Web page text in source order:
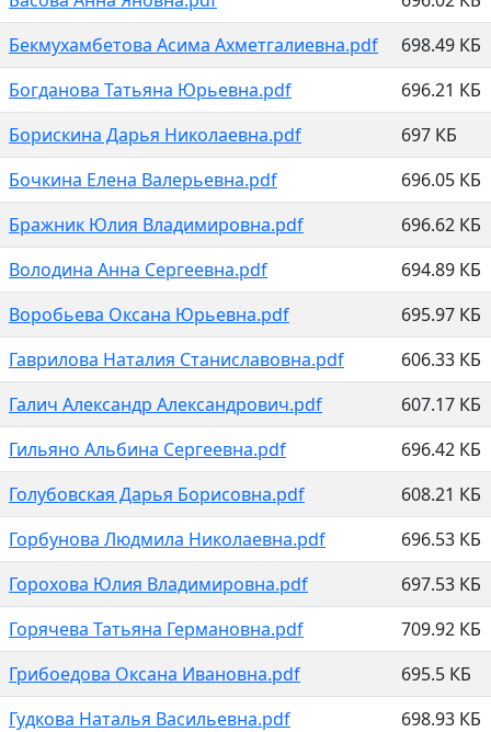
Бекмухамбетова Асима Ахметгалиевна.pdf
698.49 КБ
Богданова Татьяна Юрьевна.pdf
696.21 КБ
Борискина Дарья Николаевна.pdf
697 КБ
Бочкина Елена Валерьевна.pdf
696.05 КБ
Бражник Юлия Владимировна.pdf
696.62 КБ
Володина Анна Сергеевна.pdf
694.89 КБ
Воробьева Оксана Юрьевна.pdf
695.97 КБ
Гаврилова Наталия Станиславовна.pdf
606.33 КБ
Галич Александр Александрович.pdf
607.17 КБ
Гильяно Альбина Сергеевна.pdf
696.42 КБ
Голубовская Дарья Борисовна.pdf
608.21 КБ
Горбунова Людмила Николаевна.pdf
696.53 КБ
Горохова Юлия Владимировна.pdf
697.53 КБ
Горячева Татьяна Германовна.pdf
709.92 КБ
Грибоедова Оксана Ивановна.pdf
695.5 КБ
Гудкова Наталья Васильевна.pdf
698.93 КБ